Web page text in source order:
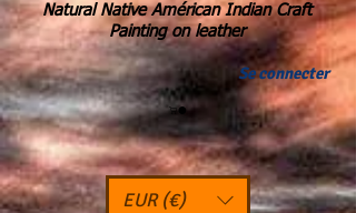
Natural Native Américan Indian Craft
Painting on leather
Se connecter
EUR (€)